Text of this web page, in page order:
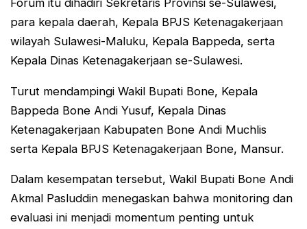
Forum itu dihadiri Sekretaris Provinsi se-Sulawesi,
para kepala daerah, Kepala BPJS Ketenagakerjaan
wilayah Sulawesi-Maluku, Kepala Bappeda, serta
Kepala Dinas Ketenagakerjaan se-Sulawesi.
Turut mendampingi Wakil Bupati Bone, Kepala
Bappeda Bone Andi Yusuf, Kepala Dinas
Ketenagakerjaan Kabupaten Bone Andi Muchlis
serta Kepala BPJS Ketenagakerjaan Bone, Mansur.
Dalam kesempatan tersebut, Wakil Bupati Bone Andi
Akmal Pasluddin menegaskan bahwa monitoring dan
evaluasi ini menjadi momentum penting untuk